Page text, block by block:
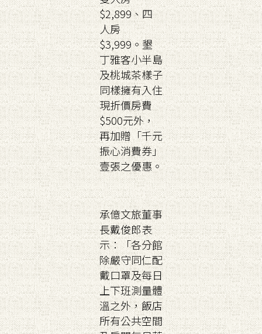
$2,899、四
人房
$3,999。墾
丁雅客小半島
及桃城茶樣子
同樣擁有入住
現折價房費
$500元外，
再加贈「千元
振心消費券」
壹張之優惠。
承億文旅董事
長戴俊郎表
示：「各分館
除嚴守同仁配
戴口罩及每日
上下班測量體
溫之外，飯店
所有公共空間